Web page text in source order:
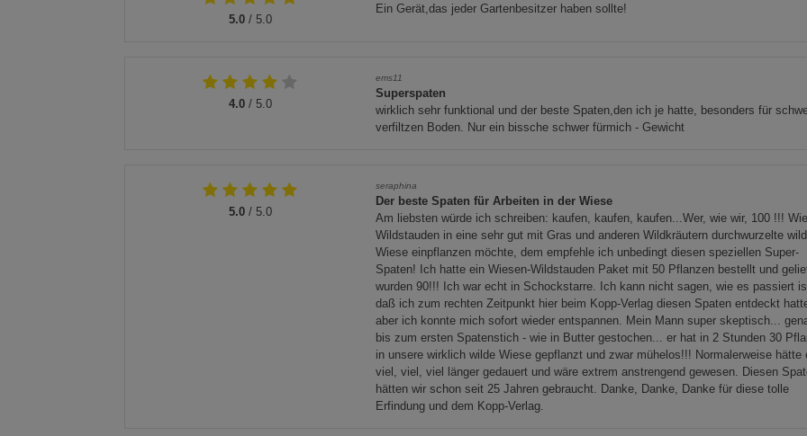
5.0/ 5.0
Ein Gerät,das jeder Gartenbesitzer haben sollte!
4.0/ 5.0
ems11
Superspaten
wirklich sehr funktional und der beste Spaten,den ich je hatte, besonders für
verfiltzen Boden. Nur ein bissche schwer fürmich - Gewicht
5.0/ 5.0
seraphina
Der beste Spaten für Arbeiten in der Wiese
Am liebsten würde ich schreiben: kaufen, kaufen, kaufen...Wer, wie wir, 100 !!!
Wildstauden in eine sehr gut mit Gras und anderen Wildkräutern durchwurzelte
Wiese einpflanzen möchte, dem empfehle ich unbedingt diesen speziellen Super-
Spaten! Ich hatte ein Wiesen-Wildstauden Paket mit 50 Pflanzen bestellt und
wurden 90!!! Ich war echt in Schockstarre. Ich kann nicht sagen, wie es passiert
daß ich zum rechten Zeitpunkt hier beim Kopp-Verlag diesen Spaten entdeckt
aber ich konnte mich sofort wieder entspannen. Mein Mann super skeptisch...
bis zum ersten Spatenstich - wie in Butter gestochen... er hat in 2 Stunden 30
in unsere wirklich wilde Wiese gepflanzt und zwar mühelos!!! Normalerweise hätte
viel, viel, viel länger gedauert und wäre extrem anstrengend gewesen. Diesen
hätten wir schon seit 25 Jahren gebraucht. Danke, Danke, Danke für diese tolle
Erfindung und dem Kopp-Verlag.